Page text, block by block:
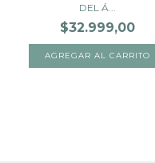
DEL Á...
$32.999,00